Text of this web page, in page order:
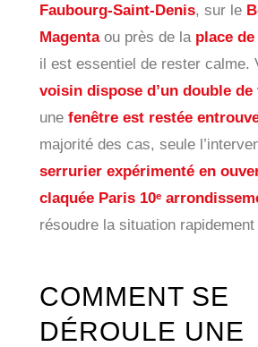
Faubourg-Saint-Denis, sur le
Magentaou près de la place
il est essentiel de rester calme.
voisin dispose d’un double de
une fenêtre est restée
majorité des cas, seule
serrurier expérimenté en
claquée Paris 10ᵉ
résoudre la situation
COMMENT SE
DÉROULE UNE